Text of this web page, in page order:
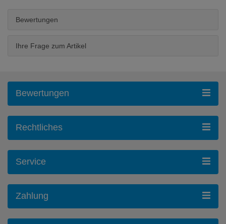
Bewertungen
Ihre Frage zum Artikel
Bewertungen
Rechtliches
Service
Zahlung